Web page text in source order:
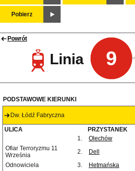
Pobierz
Powrót
Linia 9
PODSTAWOWE KIERUNKI
Dw. Łódź Fabryczna
ULICA PRZYSTANEK
1.
Olechów
Ofiar Terroryzmu 11
Września
2. Dell
Odnowiciela 3. Hetmańska